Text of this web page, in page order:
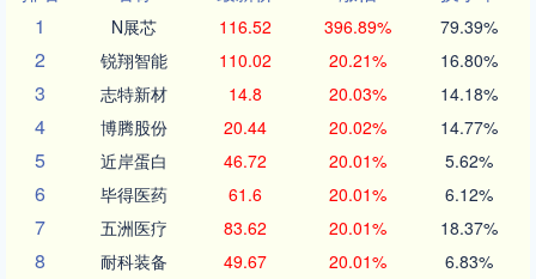
1
N展芯 116.52 396.89% 79.39%
2 锐翔智能 110.02 20.21% 16.80%
3 志特新材 14.8 20.03% 14.18%
4 博腾股份 20.44 20.02% 14.77%
5 近岸蛋白 46.72 20.01% 5.62%
6 毕得医药 61.6 20.01% 6.12%
7 五洲医疗 83.62 20.01% 18.37%
8 耐科装备 49.67 20.01% 6.83%